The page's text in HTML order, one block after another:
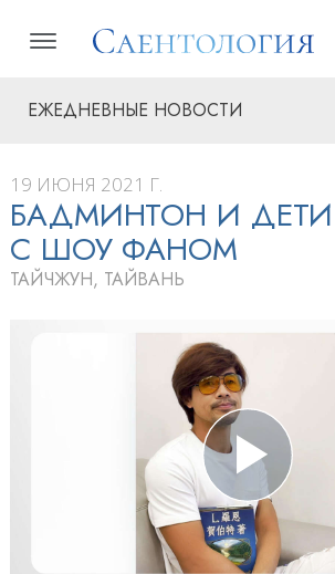
ЕЖЕДНЕВНЫЕ НОВОСТИ
19 ИЮНЯ 2021 Г.
БАДМИНТОН И
С ШОУ ФАНОМ
ТАЙЧЖУН, ТАЙВАНЬ